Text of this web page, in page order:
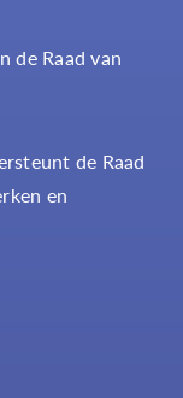
de Raad van
de Raad
en